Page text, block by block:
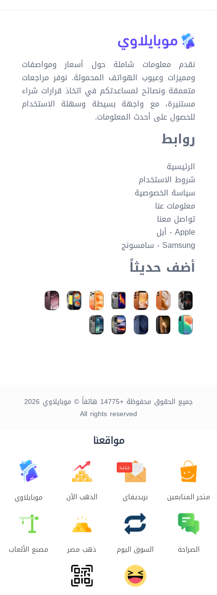
نقدم معلومات شاملة حول أسعار ومواصفات
ومميزات وعيوب الهواتف المحمولة. نوفر مراجعات
متعمقة ونصائح لمساعدتكم في اتخاذ قرارات شراء
مستنيرة، مع واجهة بسيطة وسهلة الاستخدام
للحصول على أحدث المعلومات.
روابط
الرئيسية
شروط الاستخدام
سياسة الخصوصية
معلومات عنا
تواصل معنا
Apple - أبل
Samsung - سامسونج
أضف حديثاً
جميع الحقوق محفوظة +14775 هاتفاً © موبايلاوي 2026
All rights reserved